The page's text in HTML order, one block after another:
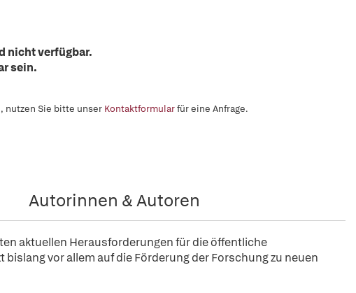
nicht verfügbar.
sein.
nutzen Sie bitte unser Kontaktformularfür eine Anfrage.
Autorinnen & Autoren
aktuellen Herausforderungen für die öffentliche
vor allem auf die Förderung der Forschung zu neuen